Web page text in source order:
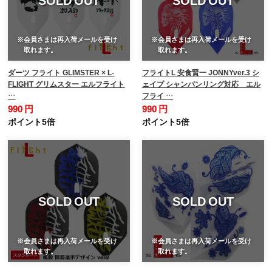
※会員さまは再入荷メールを受け
取れます。
ダーツ フライト GLIMSTER × L-
FLIGHT グリムスター エルフライト
…
990 円
ポイント5倍
※会員さまは再入荷メールを受け
取れます。
フライトL 安食賢一 JONNYver.3 シ
ェイプ シャンパンリング対応 エル
フライ …
990 円
ポイント5倍
SOLD OUT
※会員さまは再入荷メールを受け
取れます。
SOLD OUT
※会員さまは再入荷メールを受け
取れます。